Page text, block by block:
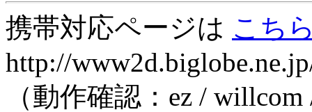
携帯対応ページは こち
http://
（動作確認：ez /